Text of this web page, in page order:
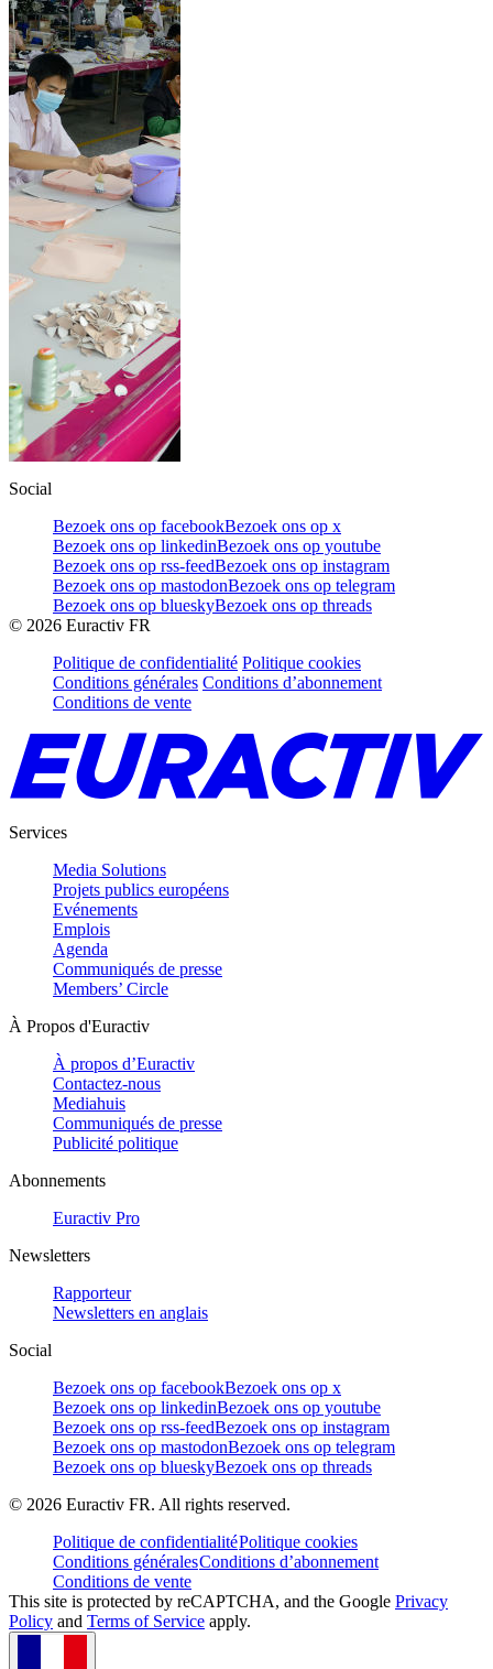
Social
Bezoek ons op facebookBezoek ons op x
Bezoek ons op linkedinBezoek ons op youtube
Bezoek ons op rss-feedBezoek ons op instagram
Bezoek ons op mastodonBezoek ons op telegram
Bezoek ons op blueskyBezoek ons op threads
© 2026 Euractiv FR
Politique de confidentialité Politique cookies
Conditions générales Conditions d’abonnement
Conditions de vente
Services
Media Solutions
Projets publics européens
Evénements
Emplois
Agenda
Communiqués de presse
Members’ Circle
À Propos d'Euractiv
À propos d’Euractiv
Contactez-nous
Mediahuis
Communiqués de presse
Publicité politique
Abonnements
Euractiv Pro
Newsletters
Rapporteur
Newsletters en anglais
Social
Bezoek ons op facebookBezoek ons op x
Bezoek ons op linkedinBezoek ons op youtube
Bezoek ons op rss-feedBezoek ons op instagram
Bezoek ons op mastodonBezoek ons op telegram
Bezoek ons op blueskyBezoek ons op threads
© 2026 Euractiv FR. All rights reserved.
Politique de confidentialitéPolitique cookies
Conditions généralesConditions d’abonnement
Conditions de vente
This site is protected by reCAPTCHA, and the Google Privacy
Policy and Terms of Service apply.